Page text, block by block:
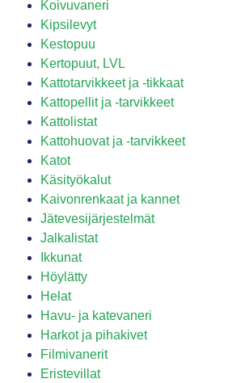
Koivuvaneri
Kipsilevyt
Kestopuu
Kertopuut, LVL
Kattotarvikkeet ja -tikkaat
Kattopellit ja -tarvikkeet
Kattolistat
Kattohuovat ja -tarvikkeet
Katot
Käsityökalut
Kaivonrenkaat ja kannet
Jätevesijärjestelmät
Jalkalistat
Ikkunat
Höylätty
Helat
Havu- ja katevaneri
Harkot ja pihakivet
Filmivanerit
Eristevillat